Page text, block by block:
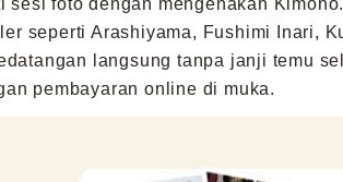
seperti Arashiyama, Fushimi Inari,
langsung tanpa janji temu
pembayaran online di muka.